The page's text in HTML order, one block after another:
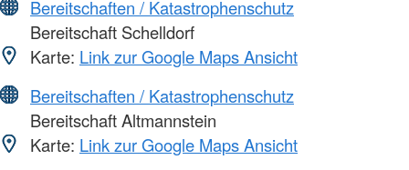
Bereitschaften / Katastrophenschutz
Bereitschaft Schelldorf
Karte: Link zur Google Maps Ansicht
Bereitschaften / Katastrophenschutz
Bereitschaft Altmannstein
Karte: Link zur Google Maps Ansicht